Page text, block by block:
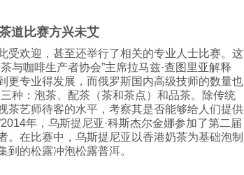
道比赛方兴未艾
受欢迎，甚至还举行了相关的专业人士比赛。这
与咖啡生产者协会”主席拉马兹·查图里亚解释
更专业得发展，而俄罗斯国内高级技师的数量也
种：泡茶、配茶（茶和茶点）和品茶。除传统
茶艺师待客的水平，考察其是否能够给人们提供
年，乌斯提尼亚·科斯杰尔金娜参加了第二届
。在比赛中，乌斯提尼亚以香港奶茶为基础泡制
到的松露冲泡松露普洱。